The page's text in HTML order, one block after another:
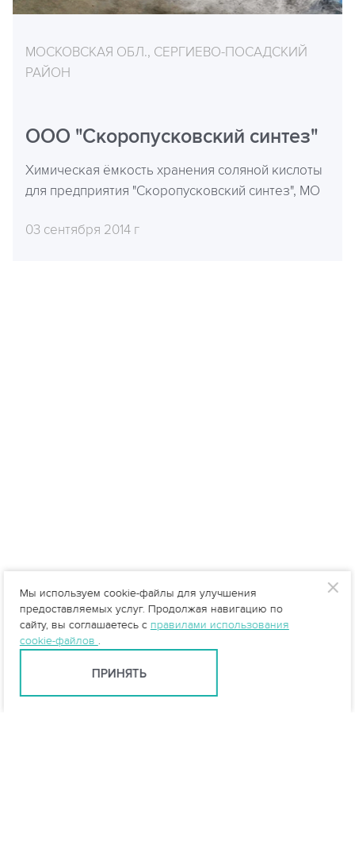
МОСКОВСКАЯ ОБЛ., СЕРГИЕВО-ПОСАДСКИЙ
РАЙОН
ООО "Скоропусковский синтез"
Химическая ёмкость хранения соляной кислоты
для предприятия "Скоропусковский синтез", МО
03 сентября 2014 г
Мы используем cookie-файлы для улучшения
предоставляемых услуг. Продолжая навигацию по
сайту, вы соглашаетесь с правилами использования
cookie-файлов .
ПРИНЯТЬ